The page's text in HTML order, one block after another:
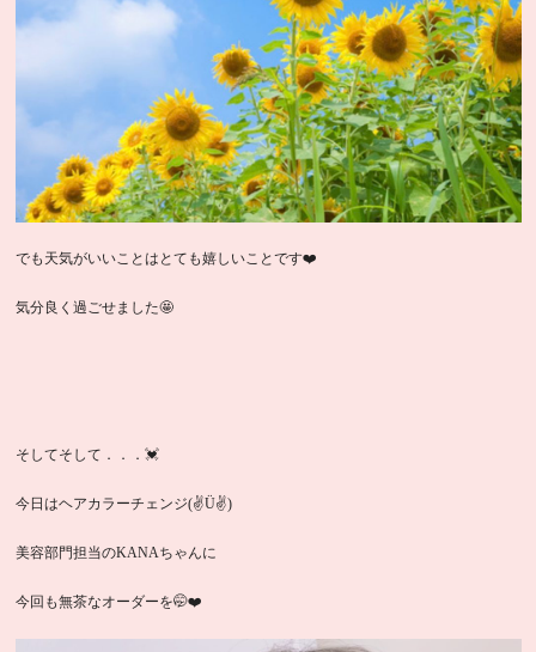
でも天気がいいことはとても嬉しいことです❤️
気分良く過ごせました🤩
そしてそして．．．💓
今日はヘアカラーチェンジ(✌Ü✌)
美容部門担当のKANAちゃんに
今回も無茶なオーダーを🤭❤️